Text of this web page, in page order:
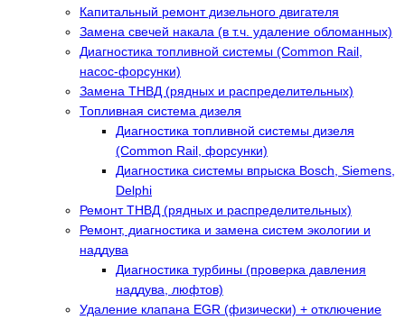
Капитальный ремонт дизельного двигателя
Замена свечей накала (в т.ч. удаление обломанных)
Диагностика топливной системы (Common Rail,
насос-форсунки)
Замена ТНВД (рядных и распределительных)
Топливная система дизеля
Диагностика топливной системы дизеля
(Common Rail, форсунки)
Диагностика системы впрыска Bosch, Siemens,
Delphi
Ремонт ТНВД (рядных и распределительных)
Ремонт, диагностика и замена систем экологии и
наддува
Диагностика турбины (проверка давления
наддува, люфтов)
Удаление клапана EGR (физически) + отключение